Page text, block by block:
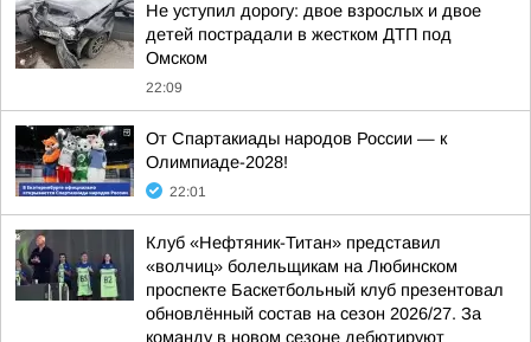
Не уступил дорогу: двое взрослых и двое
детей пострадали в жестком ДТП под
Омском
22:09
От Спартакиады народов России — к
Олимпиаде-2028!
22:01
Клуб «Нефтяник-Титан» представил
«волчиц» болельщикам на Любинском
проспекте Баскетбольный клуб презентовал
обновлённый состав на сезон 2026/27. За
команду в новом сезоне дебютируют